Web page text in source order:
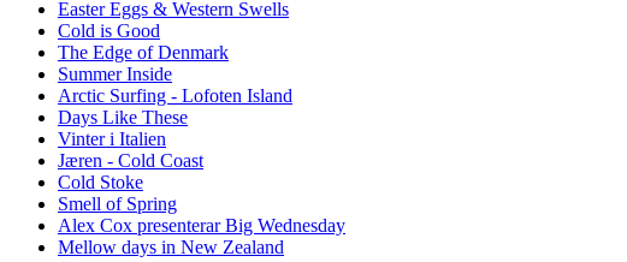
Easter Eggs & Western Swells
Cold is Good
The Edge of Denmark
Summer Inside
Arctic Surfing - Lofoten Island
Days Like These
Vinter i Italien
Jæren - Cold Coast
Cold Stoke
Smell of Spring
Alex Cox presenterar Big Wednesday
Mellow days in New Zealand